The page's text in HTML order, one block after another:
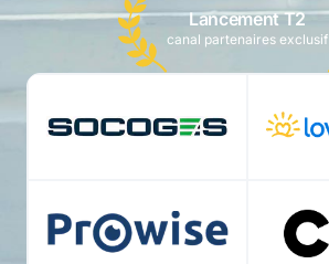
Lancement T2
canal partenaires exclusif